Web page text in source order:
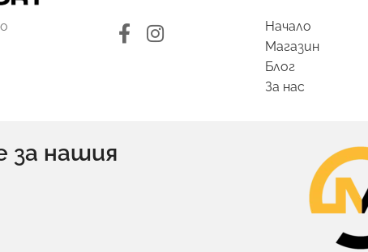
Начало
Магазин
Блог
За нас
за нашия